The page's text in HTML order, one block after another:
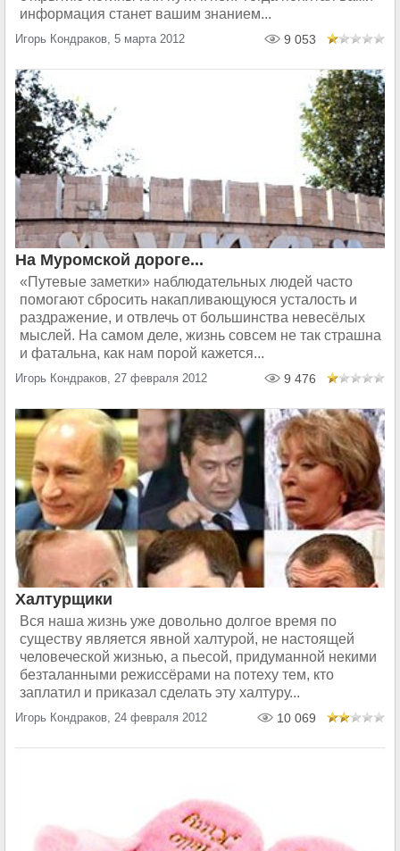
информация станет вашим знанием...
Игорь Кондраков, 5 марта 2012 9 053
На Муромской дороге...
«Путевые заметки» наблюдательных людей часто
помогают сбросить накапливающуюся усталость и
раздражение, и отвлечь от большинства невесёлых
мыслей. На самом деле, жизнь совсем не так страшна
и фатальна, как нам порой кажется...
Игорь Кондраков, 27 февраля 2012 9 476
Халтурщики
Вся наша жизнь уже довольно долгое время по
существу является явной халтурой, не настоящей
человеческой жизнью, а пьесой, придуманной некими
безталанными режиссёрами на потеху тем, кто
заплатил и приказал сделать эту халтуру...
Игорь Кондраков, 24 февраля 2012 10 069